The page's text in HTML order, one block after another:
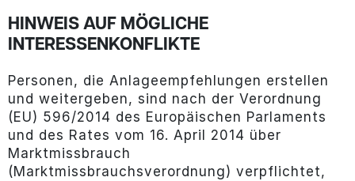
HINWEIS AUF MÖGLICHE
INTERESSENKONFLIKTE
Personen, die Anlageempfehlungen erstellen
und weitergeben, sind nach der Verordnung
(EU) 596/2014 des Europäischen Parlaments
und des Rates vom 16. April 2014 über
Marktmissbrauch
(Marktmissbrauchsverordnung) verpflichtet,